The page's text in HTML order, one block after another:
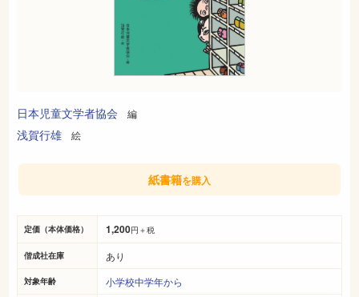
日本児童文学者協会 編
浅賀行雄 絵
定価（本体価格） 1,200円＋税
偕成社在庫 あり
対象年齢 小学校中学年から
紙書籍を購入